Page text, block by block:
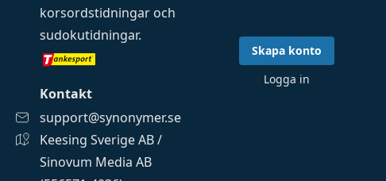
korsordstidningar och
sudokutidningar.
Kontakt
support@synonymer.se
Keesing Sverige AB /
Sinovum Media AB
Skapa konto
Logga in